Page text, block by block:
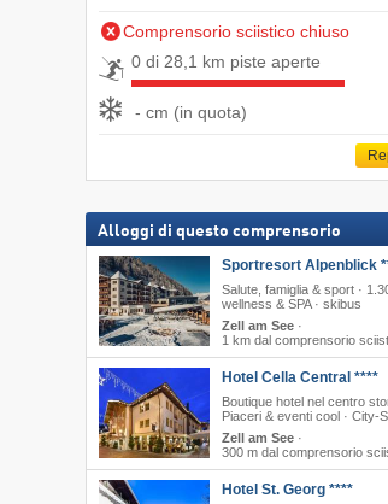
Comprensorio sciistico chiuso
0 di 28,1 km piste aperte
- cm (in quota)
Alloggi di questo comprensorio
Sportresort Alpenblick
Salute, famiglia & sport ·
wellness & SPA · skibus
Zell am See ·
1 km dal comprensorio
Hotel Cella Central ****
Boutique hotel nel centro
Piaceri & eventi cool · City-
Zell am See·
300 m dal comprensorio
Hotel St. Georg ****